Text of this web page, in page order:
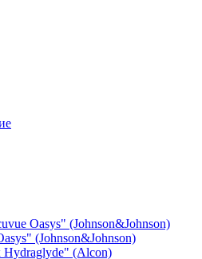
Oasys" (Johnson&Johnson)
(Johnson&Johnson)
(Alcon)